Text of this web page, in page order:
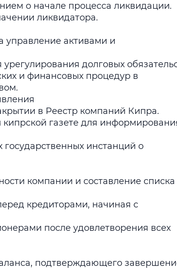
о начале процесса ликвидации.
ликвидатора.
управление активами и
долговых
и финансовых процедур в
в Реестр компаний Кипра.
газете для
инстанций о
компании и составление списка
кредиторами, начиная с
после удовлетворения всех
подтверждающего